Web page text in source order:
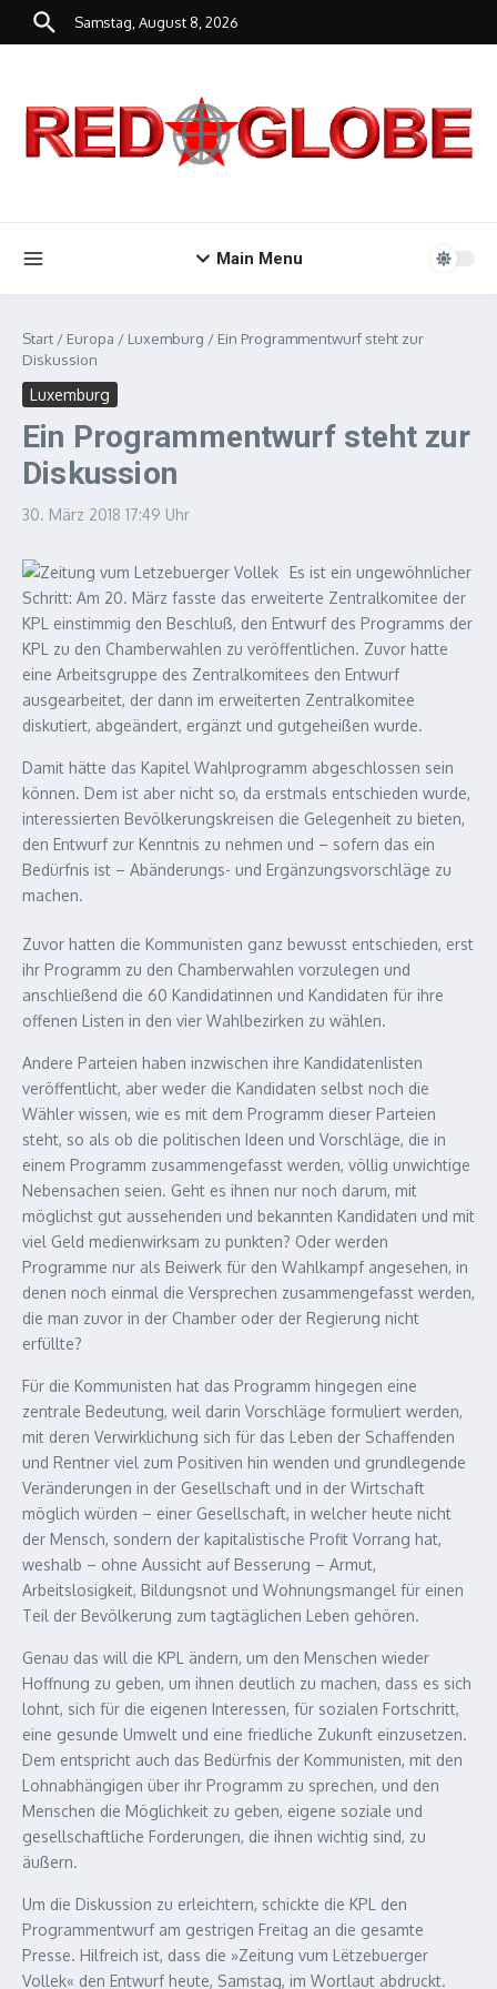
Zum Inhalt springen
Samstag, August 8, 2026
Main Menu
Start / Europa / Luxemburg / Ein Programmentwurf steht zur
Diskussion
Luxemburg
Ein Programmentwurf steht zur
Diskussion
30. März 2018 17:49 Uhr
Es ist ein ungewöhnlicher
Schritt: Am 20. März fasste das erweiterte Zentralkomitee der
KPL einstimmig den Beschluß, den Entwurf des Programms der
KPL zu den Chamberwahlen zu veröffentlichen. Zuvor hatte
eine Arbeitsgruppe des Zentralkomitees den Entwurf
ausgearbeitet, der dann im erweiterten Zentralkomitee
diskutiert, abgeändert, ergänzt und gutgeheißen wurde.
Damit hätte das Kapitel Wahlprogramm abgeschlossen sein
können. Dem ist aber nicht so, da erstmals entschieden wurde,
interessierten Bevölkerungskreisen die Gelegenheit zu bieten,
den Entwurf zur Kenntnis zu nehmen und – sofern das ein
Bedürfnis ist – Abänderungs- und Ergänzungsvorschläge zu
machen.
Zuvor hatten die Kommunisten ganz bewusst entschieden, erst
ihr Programm zu den Chamberwahlen vorzulegen und
anschließend die 60 Kandidatinnen und Kandidaten für ihre
offenen Listen in den vier Wahlbezirken zu wählen.
Andere Parteien haben inzwischen ihre Kandidatenlisten
veröffentlicht, aber weder die Kandidaten selbst noch die
Wähler wissen, wie es mit dem Programm dieser Parteien
steht, so als ob die politischen Ideen und Vorschläge, die in
einem Programm zusammengefasst werden, völlig unwichtige
Nebensachen seien. Geht es ihnen nur noch darum, mit
möglichst gut aussehenden und bekannten Kandidaten und mit
viel Geld medienwirksam zu punkten? Oder werden
Programme nur als Beiwerk für den Wahlkampf angesehen, in
denen noch einmal die Versprechen zusammengefasst werden,
die man zuvor in der Chamber oder der Regierung nicht
erfüllte?
Für die Kommunisten hat das Programm hingegen eine
zentrale Bedeutung, weil darin Vorschläge formuliert werden,
mit deren Verwirklichung sich für das Leben der Schaffenden
und Rentner viel zum Positiven hin wenden und grundlegende
Veränderungen in der Gesellschaft und in der Wirtschaft
möglich würden – einer Gesellschaft, in welcher heute nicht
der Mensch, sondern der kapitalistische Profit Vorrang hat,
weshalb – ohne Aussicht auf Besserung – Armut,
Arbeitslosigkeit, Bildungsnot und Wohnungsmangel für einen
Teil der Bevölkerung zum tagtäglichen Leben gehören.
Genau das will die KPL ändern, um den Menschen wieder
Hoffnung zu geben, um ihnen deutlich zu machen, dass es sich
lohnt, sich für die eigenen Interessen, für sozialen Fortschritt,
eine gesunde Umwelt und eine friedliche Zukunft einzusetzen.
Dem entspricht auch das Bedürfnis der Kommunisten, mit den
Lohnabhängigen über ihr Programm zu sprechen, und den
Menschen die Möglichkeit zu geben, eigene soziale und
gesellschaftliche Forderungen, die ihnen wichtig sind, zu
äußern.
Um die Diskussion zu erleichtern, schickte die KPL den
Programmentwurf am gestrigen Freitag an die gesamte
Presse. Hilfreich ist, dass die »Zeitung vum Lëtzebuerger
Vollek« den Entwurf heute, Samstag, im Wortlaut abdruckt.